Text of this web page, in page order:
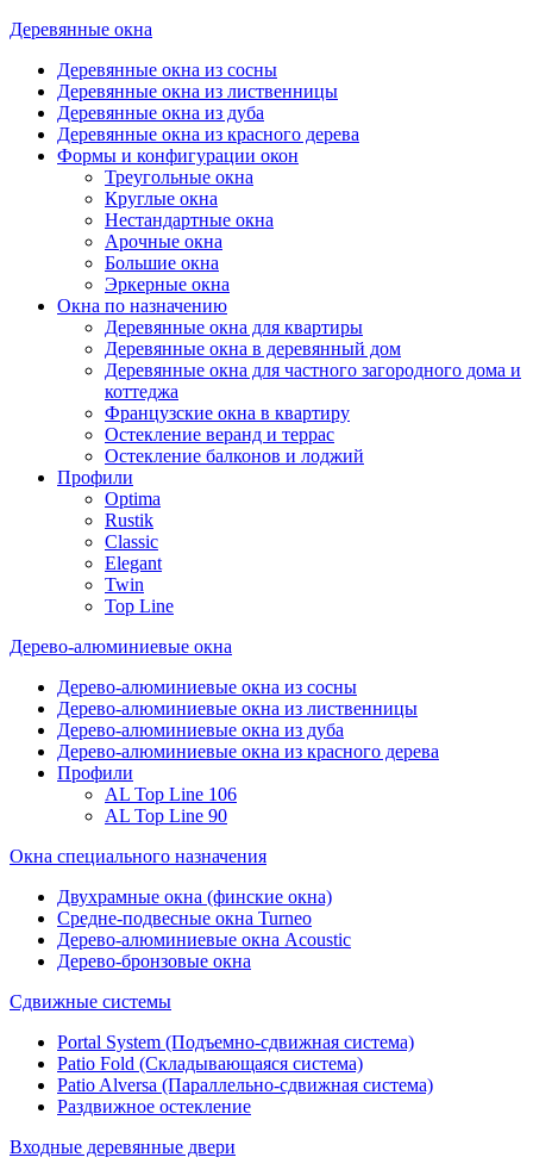
Деревянные окна
Деревянные окна из сосны
Деревянные окна из лиственницы
Деревянные окна из дуба
Деревянные окна из красного дерева
Формы и конфигурации окон
Треугольные окна
Круглые окна
Нестандартные окна
Арочные окна
Большие окна
Эркерные окна
Окна по назначению
Деревянные окна для квартиры
Деревянные окна в деревянный дом
Деревянные окна для частного загородного дома и
коттеджа
Французские окна в квартиру
Остекление веранд и террас
Остекление балконов и лоджий
Профили
Optima
Rustik
Classic
Elegant
Twin
Top Line
Дерево-алюминиевые окна
Дерево-алюминиевые окна из сосны
Дерево-алюминиевые окна из лиственницы
Дерево-алюминиевые окна из дуба
Дерево-алюминиевые окна из красного дерева
Профили
AL Top Line 106
AL Top Line 90
Окна специального назначения
Двухрамные окна (финские окна)
Средне-подвесные окна Turneo
Дерево-алюминиевые окна Acoustic
Дерево-бронзовые окна
Сдвижные системы
Portal System (Подъемно-сдвижная система)
Patio Fold (Складывающаяся система)
Patio Alversa (Параллельно-сдвижная система)
Раздвижное остекление
Входные деревянные двери